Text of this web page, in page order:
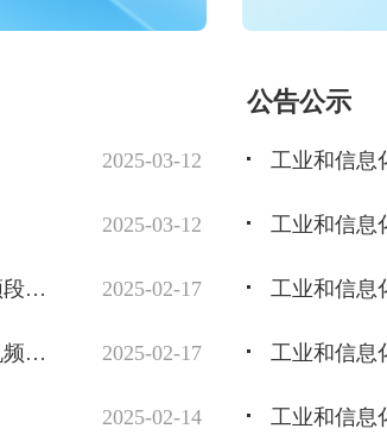
2025-03-12
2025-03-12
一图读懂《国家无线电办公室关于150MHz和400MHz频段对讲机频率使用管理和设备技术要求有关事宜的通知》 2025-02-17
《国家无线电办公室关于150MHz和400MHz频段对讲机频率使用管理和设备技术要求有关事宜的通知》解读 2025-02-17
2025-02-14
公告公示